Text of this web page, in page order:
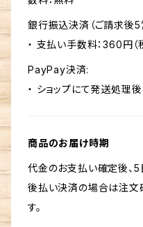
銀行振込決済（ご請求後5
・ 支払い手数料：360円（
PayPay決済:
・ ショップにて発送処理
商品のお届け時期
代金のお支払い確定後、5
後払い決済の場合は注文
す。